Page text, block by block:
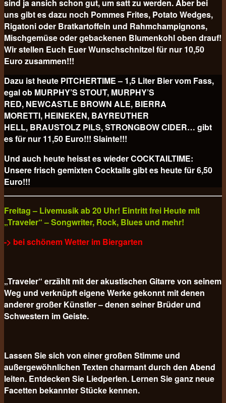
sind ja ansich schon gut, um satt zu werden. Aber bei
uns gibt es dazu noch Pommes Frites, Potato Wedges,
Rigatoni oder Bratkartoffeln und Rahmchampignons,
Mischgemüse oder gebackenen Blumenkohl oben drauf!
Wir stellen Euch Euer Wunschschnitzel für nur 10,50
Euro zusammen!!!
Dazu ist heute PITCHERTIME – 1,5 Liter Bier vom Fass,
egal ob MURPHY’S STOUT, MURPHY’S
RED, NEWCASTLE BROWN ALE, BIERRA
MORETTI, HEINEKEN, BAYREUTHER
HELL, BRAUSTOLZ PILS, STRONGBOW CIDER… gibt
es für nur 11,50 Euro!!! Slainte!!!
Und auch heute heisst es wieder COCKTAILTIME:
Unsere frisch gemixten Cocktails gibt es heute für6,50
Euro!!!
Freitag – Livemusik ab 20 Uhr! Eintritt frei Heute mit
„Traveler“ – Songwriter, Rock, Blues und mehr!
-> bei schönem Wetter im Biergarten
„Traveler“ erzählt mit der akustischen Gitarre von seinem
Weg und verknüpft eigene Werke gekonnt mit denen
anderer großer Künstler – denen seiner Brüder und
Schwestern im Geiste.
Lassen Sie sich von einer großen Stimme und
außergewöhnlichen Texten charmant durch den Abend
leiten. Entdecken Sie Liedperlen. Lernen Sie ganz neue
Facetten bekannter Stücke kennen.